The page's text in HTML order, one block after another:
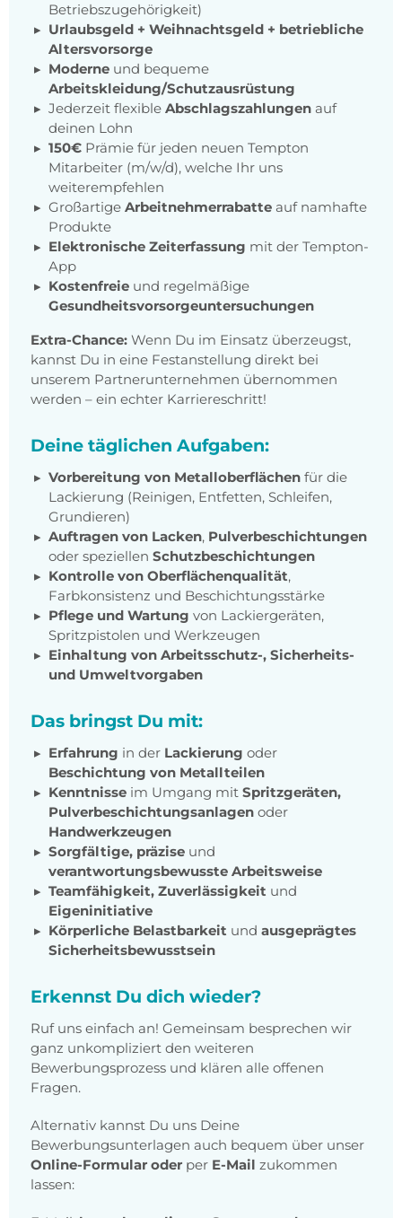
Betriebszugehörigkeit)
Urlaubsgeld + Weihnachtsgeld + betriebliche
Altersvorsorge
Moderne und bequeme
Arbeitskleidung/Schutzausrüstung
Jederzeit flexible Abschlagszahlungen auf
deinen Lohn
150€ Prämie für jeden neuen Tempton
Mitarbeiter (m/w/d), welche Ihr uns
weiterempfehlen
Großartige Arbeitnehmerrabatte auf namhafte
Produkte
Elektronische Zeiterfassung mit der Tempton-
App
Kostenfreie und regelmäßige
Gesundheitsvorsorgeuntersuchungen
Extra-Chance: Wenn Du im Einsatz überzeugst,
kannst Du in eine Festanstellung direkt bei
unserem Partnerunternehmen übernommen
werden – ein echter Karriereschritt!
Deine täglichen Aufgaben:
Vorbereitung von Metalloberflächen für die
Lackierung (Reinigen, Entfetten, Schleifen,
Grundieren)
Auftragen von Lacken, Pulverbeschichtungen
oder speziellen Schutzbeschichtungen
Kontrolle von Oberflächenqualität,
Farbkonsistenz und Beschichtungsstärke
Pflege und Wartung von Lackiergeräten,
Spritzpistolen und Werkzeugen
Einhaltung von Arbeitsschutz-, Sicherheits-
und Umweltvorgaben
Das bringst Du mit:
Erfahrung in der Lackierung oder
Beschichtung von Metallteilen
Kenntnisse im Umgang mit Spritzgeräten,
Pulverbeschichtungsanlagen oder
Handwerkzeugen
Sorgfältige, präzise und
verantwortungsbewusste Arbeitsweise
Teamfähigkeit, Zuverlässigkeit und
Eigeninitiative
Körperliche Belastbarkeit und ausgeprägtes
Sicherheitsbewusstsein
Erkennst Du dich wieder?
Ruf uns einfach an! Gemeinsam besprechen wir
ganz unkompliziert den weiteren
Bewerbungsprozess und klären alle offenen
Fragen.
Alternativ kannst Du uns Deine
Bewerbungsunterlagen auch bequem über unser
Online-Formular oder per E-Mail zukommen
lassen: